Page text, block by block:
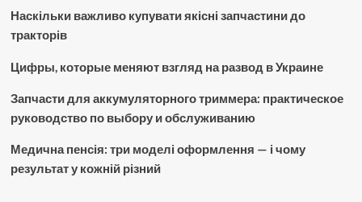
Наскільки важливо купувати якісні запчастини до
тракторів
Цифры, которые меняют взгляд на развод в Украине
Запчасти для аккумуляторного триммера: практическое
руководство по выбору и обслуживанию
Медична пенсія: три моделі оформлення — і чому
результат у кожній різний